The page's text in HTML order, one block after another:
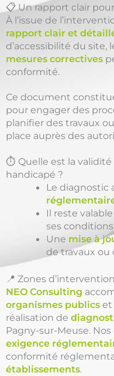
📋 Un rapport clair
À l’issue de
rapport clair et
d’accessibilité du site,
mesures correctives
conformité.
Ce document
pour engager des
planifier des travaux
place auprès des
⏱️ Quelle est la validité
handicapé ?
Le diagnostic
Il reste
ses
Une mise à
de travaux ou
📍 Zones
NEO Consulting
organismes publics et
réalisation de
Pagny-sur-Meuse.
exigence
conformité
établissements.